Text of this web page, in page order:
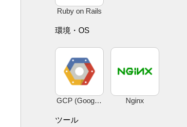
Ruby on Rails
環境・OS
GCP (Google Cloud Platform) Nginx
ツール